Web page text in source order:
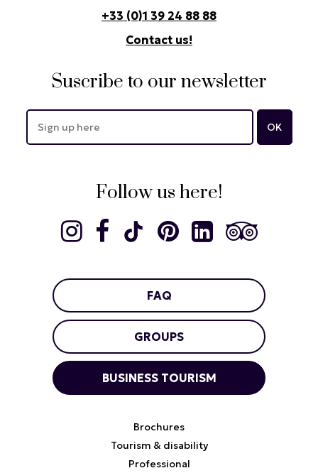
+33 (0)1 39 24 88 88
Contact us!
Suscribe to our newsletter
Follow us here!
FAQ
GROUPS
BUSINESS TOURISM
Brochures
Tourism & disability
Professional